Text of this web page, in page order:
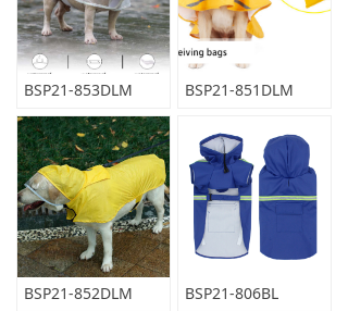
BSP21-853DLM BSP21-851DLM
BSP21-852DLM BSP21-806BL